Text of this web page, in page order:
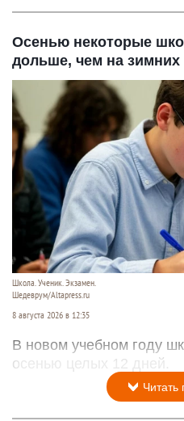
Осенью некоторые
дольше, чем на зимних
Школа. Ученик. Экзамен.
Шедеврум/Altapress.ru
8 августа 2026 в 12:35
В новом учебном году
осенью целых 12 дней.
Читать